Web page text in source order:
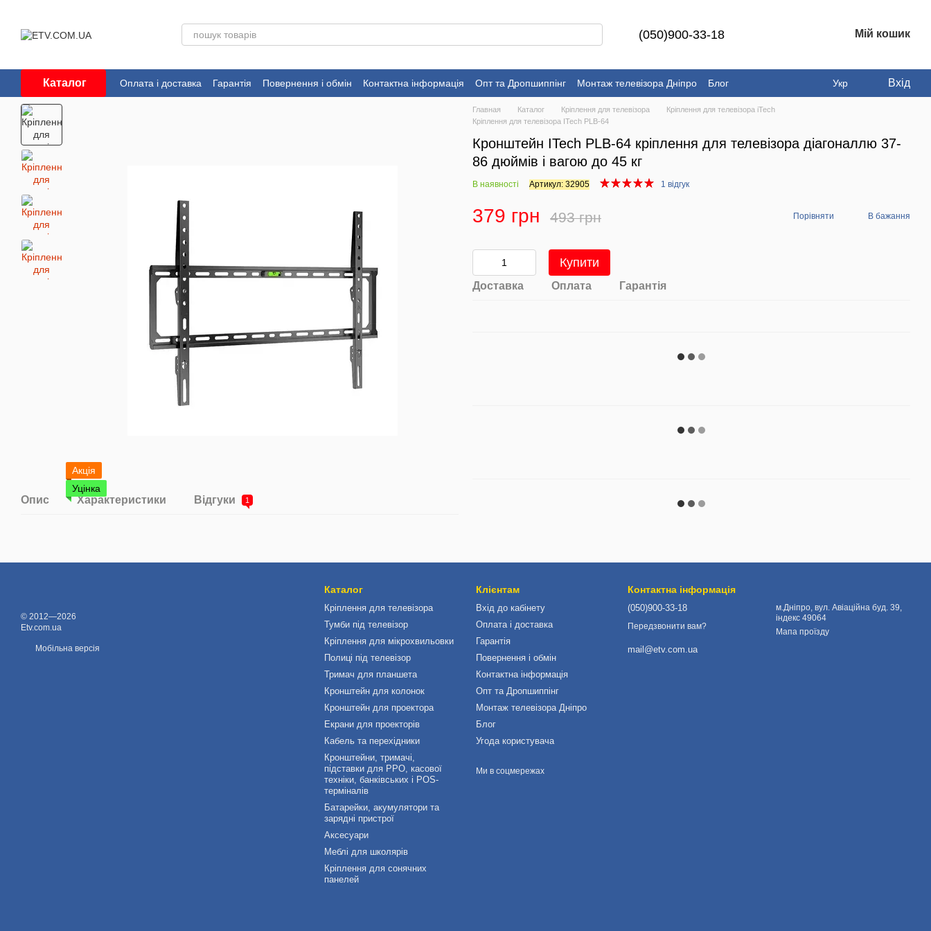
(050)900-33-18 Мій кошик
Каталог Оплата і доставка Гарантія Повернення і обмін Контактна інформація Опт та Дропшиппінг Монтаж телевізора Дніпро
Блог
Угода користувача
Укр Вхід
Акція
Уцінка
Опис Характеристики Відгуки 1
Главная Каталог Кріплення для телевізора
Кріплення для телевізора iTech
Кріплення для телевізора ITech PLB-64
Кронштейн ITech PLB-64 кріплення для телевізора діагоналлю 37-
86 дюймів і вагою до 45 кг
В наявності Артикул: 32905 1 відгук
379 грн 493 грн Порівняти В бажання
Купити
Доставка Оплата Гарантія
© 2012—2026
Etv.com.ua
Мобільна версія
Каталог
Кріплення для телевізора
Тумби під телевізор
Кріплення для мікрохвильовки
Полиці під телевізор
Тримач для планшета
Кронштейн для колонок
Кронштейн для проектора
Екрани для проекторів
Кабель та перехідники
Кронштейни, тримачі,
підставки для РРО, касової
техніки, банківських і POS-
терміналів
Батарейки, акумулятори та
зарядні пристрої
Аксесуари
Меблі для школярів
Кріплення для сонячних
панелей
Клієнтам
Вхід до кабінету
Оплата і доставка
Гарантія
Повернення і обмін
Контактна інформація
Опт та Дропшиппінг
Монтаж телевізора Дніпро
Блог
Угода користувача
Ми в соцмережах
Контактна інформація
(050)900-33-18
Передзвонити вам?
mail@etv.com.ua
м.Дніпро, вул. Авіаційна буд. 39,
індекс 49064
Мапа проїзду